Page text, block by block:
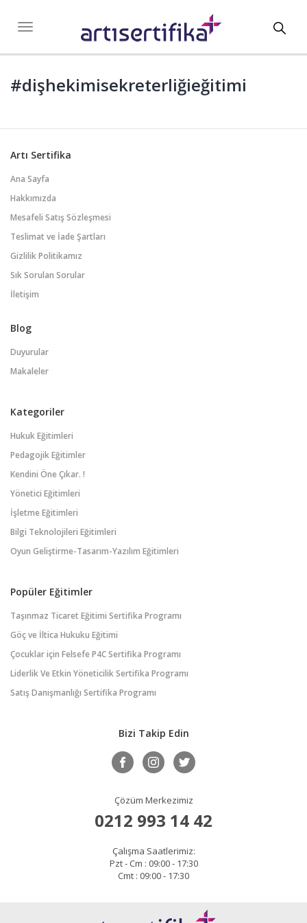
Toggle
#dişhekimisekreterliğieğitimi
Artı Sertifika
Ana Sayfa
Hakkımızda
Mesafeli Satış Sözleşmesi
Teslimat ve İade Şartları
Gizlilik Politikamız
Sık Sorulan Sorular
İletişim
Blog
Duyurular
Makaleler
Kategoriler
Hukuk Eğitimleri
Pedagojik Eğitimler
Kendini Öne Çıkar. !
Yönetici Eğitimleri
İşletme Eğitimleri
Bilgi Teknolojileri Eğitimleri
Oyun Geliştirme-Tasarım-Yazılım Eğitimleri
Popüler Eğitimler
Taşınmaz Ticaret Eğitimi Sertifika Programı
Göç ve İltica Hukuku Eğitimi
Çocuklar için Felsefe P4C Sertifika Programı
Liderlik Ve Etkin Yöneticilik Sertifika Programı
Satış Danışmanlığı Sertifika Programı
Bizi Takip Edin
Çözüm Merkezimiz
0212 993 14 42
Çalışma Saatlerimiz:
Pzt - Cm : 09:00 - 17:30
Cmt : 09:00 - 17:30